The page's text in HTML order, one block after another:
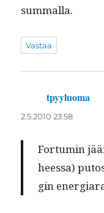
summalla.
Vastaa
tpyyluoma
2.5.2010 23:58
For­tu­min
heessa)
gin